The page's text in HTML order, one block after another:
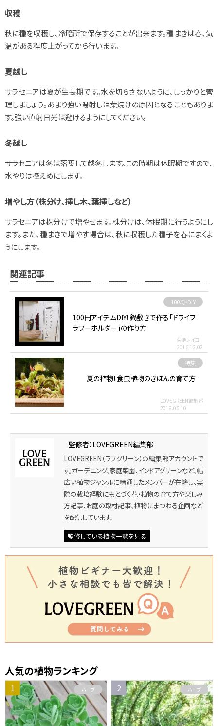
収穫
秋に種を収穫し、冷暗所で保存することが出来ます。種まきは春、気
温がある程度上がってから行います。
夏越し
サラセニアは夏が生長期です。水を切らさないように、しっかりと管
理しましょう。あまり強い陽射しは葉焼けの原因となることもありま
す。強い直射日光は避けるようにしてください。
冬越し
サラセニアは冬は落葉して越冬します。この時期は休眠期ですので、
水やりは控えめにします。
増やし方（株分け、挿し木、葉挿しなど）
サラセニアは株分けで増やせます。株分けは、休眠期に行うようにし
ます。また、種まきで増やす場合は、秋に収穫した種子を春にまくよ
うにします。
関連記事
100均・DIY
100円アイテムDIY！鍋敷きで作る「ドライフ
ラワーホルダー」の作り方
菊池レイコ
2016.12.02
特集
夏の植物！食虫植物のきほんの育て方
LOVEGREEN編集部
2018.06.10
監修者：LOVEGREEN編集部
LOVEGREEN（ラブグリーン）の編集部アカウントで
す。ガーデニング、家庭菜園、インドアグリーンなど、幅
広い植物ジャンルに精通したメンバーが在籍し、実
際の栽培経験にもとづく花・植物の育て方や楽しみ
方記事、お庭の取材記事、植物にまつわる企画など
を配信しています。
監修している植物一覧を見る
人気の植物ランキング
ハーブ ハーブ